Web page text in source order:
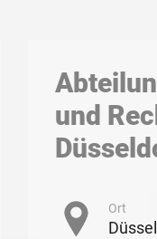
und
Ort